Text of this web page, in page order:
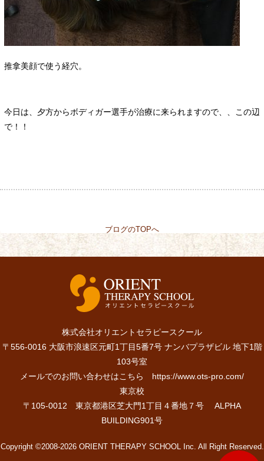
推拿美顔で使う経穴。
今日は、夕方からボディガー選手が治療に来られますので、、この辺
で！！
ブログのTOPへ
株式会社オリエントセラピースクール
〒556-0016 大阪市浪速区元町1丁目5番7号 ナンバプラザビル 地下1階
103号室
メールでのお問い合わせはこちら
https://www.ots-pro.com/
東京校
〒105-0012 東京都港区芝大門1丁目４番地７号 ALPHA
BUILDING901号
Copyright ©2008-2026 ORIENT THERAPY SCHOOL Inc. All Right Reserved.